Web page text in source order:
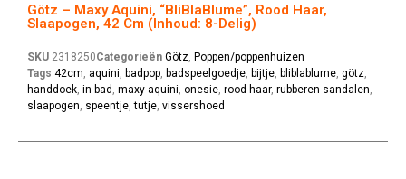
Götz – Maxy Aquini, “BliBlaBlume”, Rood Haar,
Slaapogen, 42 Cm (Inhoud: 8-Delig)
SKU 2318250Categorieën Götz, Poppen/poppenhuizen
Tags 42cm, aquini, badpop, badspeelgoedje, bijtje, bliblablume, götz,
handdoek, in bad , maxy aquini, onesie, rood haar, rubberen sandalen,
slaapogen, speentje,tutje, vissershoed